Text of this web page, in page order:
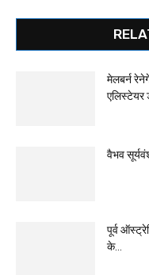
मेलबर्न
एलिस्टेयर
वैभव
पूर्व
के...